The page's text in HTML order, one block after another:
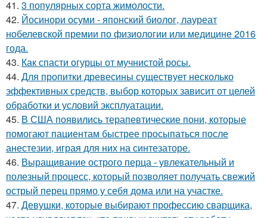
41. 3 популярных сорта жимолости.
42. Йосинори осуми - японский биолог, лауреат
нобелевской премии по физиологии или медицине 2016
года.
43. Как спасти огурцы от мучнистой росы.
44. Для пропитки древесины существует несколько
эффективных средств, выбор которых зависит от целей
обработки и условий эксплуатации.
45. В США появились терапевтические пони, которые
помогают пациентам быстрее просыпаться после
анестезии, играя для них на синтезаторе.
46. Выращивание острого перца - увлекательный и
полезный процесс, который позволяет получать свежий
острый перец прямо у себя дома или на участке.
47. Девушки, которые выбирают профессию сварщика,